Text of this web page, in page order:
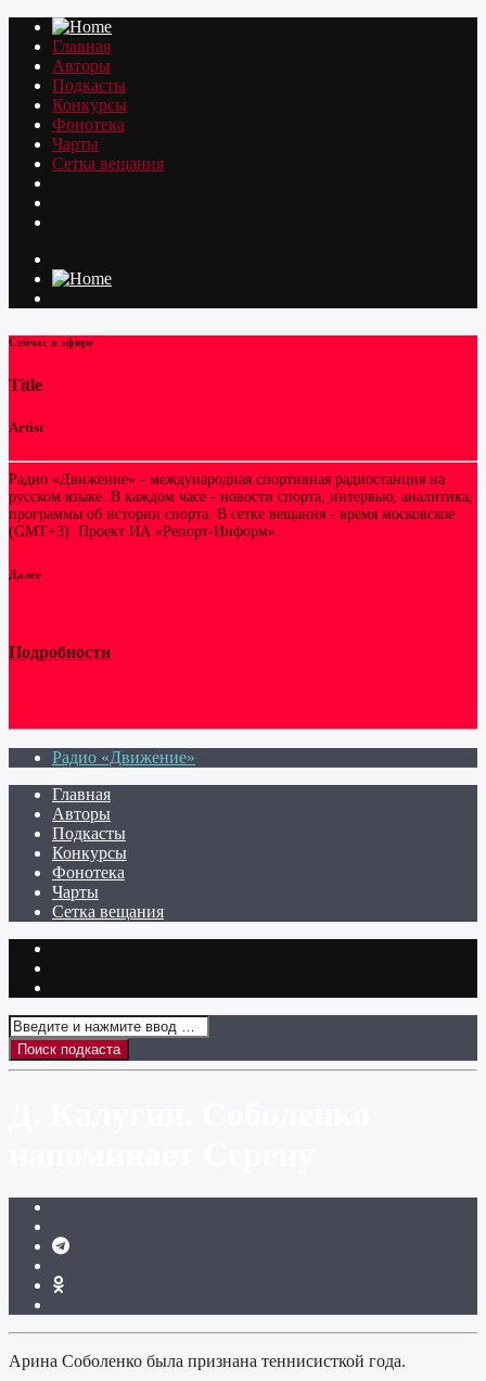
Главная
Авторы
Подкасты
Конкурсы
Фонотека
Чарты
Сетка вещания
Сейчас в эфире
Title
Artist
Радио «Движение» - международная спортивная радиостанция на
русском языке. В каждом часе - новости спорта, интервью, аналитика,
программы об истории спорта. В сетке вещания - время московское
(GMT+3). Проект ИА «Репорт-Информ».
Далее
Подробности
Радио «Движение»
Главная
Авторы
Подкасты
Конкурсы
Фонотека
Чарты
Сетка вещания
Арина Соболенко была признана теннисисткой года.